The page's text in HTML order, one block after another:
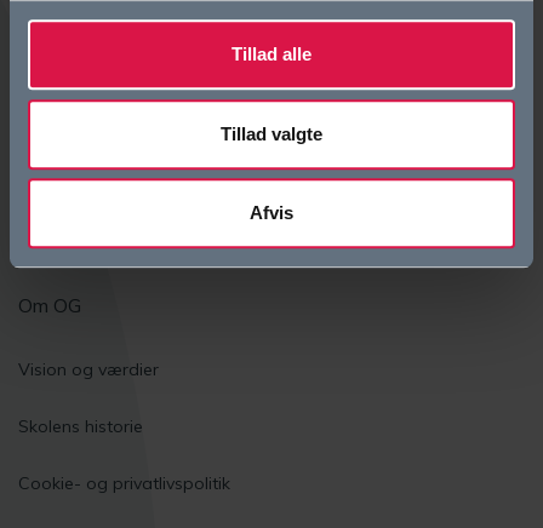
Tillad alle
Tillad valgte
Afvis
Elevfællesskaber
Om OG
Vision og værdier
Skolens historie
Cookie- og privatlivspolitik